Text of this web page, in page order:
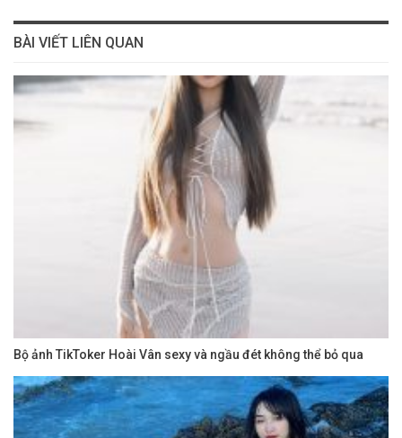
BÀI VIẾT LIÊN QUAN
Bộ ảnh TikToker Hoài Vân sexy và ngầu đét không thể bỏ qua